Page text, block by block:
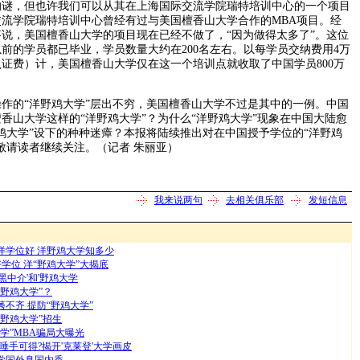
，但也许我们可以从其在上海国际交流学院瑞特培训中心的一个项目
学院瑞特培训中心曾经有过与美国檀香山大学合作的MBA项目。经
，美国檀香山大学的项目现在已经不做了，“因为做得太多了”。这位
的学员都已毕业，学员数量大约在200名左右。以每学员交纳费用4万
费）计，美国檀香山大学仅在这一个培训点就收取了中国学员800万
“洋野鸡大学”层出不穷，美国檀香山大学不过是其中的一例。中国
山大学这样的“洋野鸡大学”？为什么“洋野鸡大学”现象在中国大陆愈
大学”设下的种种迷瘴？本报将陆续推出对在中国授予学位的“洋野鸡
读者继续关注。（记者 朱丽亚）
我来说两句 去相关俱乐部 发短信息
学位好 洋野鸡大学知多少
位 洋“野鸡大学”大揭底
中介'和'野鸡大学
鸡大学”？
不齐 提防“野鸡大学”
鸡大学”招生
”MBA骗局大曝光
手可得?揭开'克莱登'大学画皮